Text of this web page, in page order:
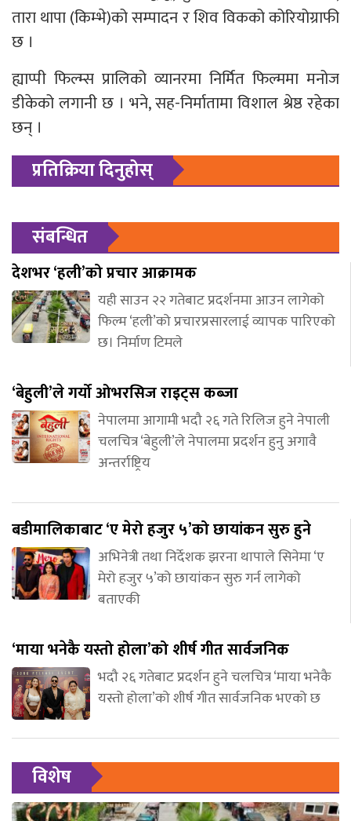
तारा थापा (किम्भे)को सम्पादन र शिव विकको कोरियोग्राफी
छ ।
ह्याप्पी फिल्म्स प्रालिको व्यानरमा निर्मित फिल्ममा मनोज
डीकेको लगानी छ । भने, सह-निर्मातामा विशाल श्रेष्ठ रहेका
छन् ।
प्रतिक्रिया दिनुहोस्
संबन्धित
देशभर ‘हली’को प्रचार आक्रामक
यही साउन २२ गतेबाट प्रदर्शनमा आउन लागेको
फिल्म ‘हली’को प्रचारप्रसारलाई व्यापक पारिएको
छ। निर्माण टिमले
‘बेहुली’ले गर्यो ओभरसिज राइट्स कब्जा
नेपालमा आगामी भदौ २६ गते रिलिज हुने नेपाली
चलचित्र ‘बेहुली’ले नेपालमा प्रदर्शन हुनु अगावै
अन्तर्राष्ट्रिय
बडीमालिकाबाट ‘ए मेरो हजुर ५’को छायांकन सुरु हुने
अभिनेत्री तथा निर्देशक झरना थापाले सिनेमा ‘ए
मेरो हजुर ५’को छायांकन सुरु गर्न लागेको
बताएकी
‘माया भनेकै यस्तो होला’को शीर्ष गीत सार्वजनिक
भदौ २६ गतेबाट प्रदर्शन हुने चलचित्र ‘माया भनेकै
यस्तो होला’को शीर्ष गीत सार्वजनिक भएको छ
विशेष